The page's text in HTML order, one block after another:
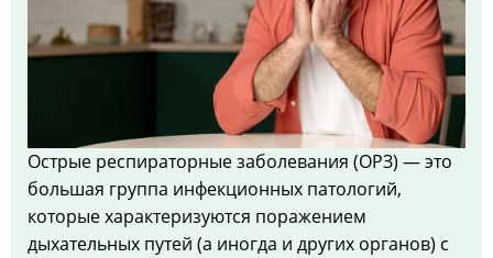
Острые респираторные заболевания (ОРЗ) — это
большая группа инфекционных патологий,
которые характеризуются поражением
дыхательных путей (а иногда и других органов) с